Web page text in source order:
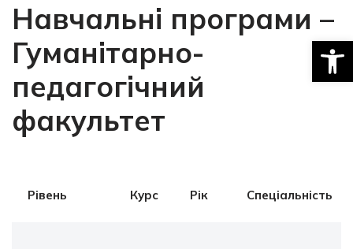
Навчальні програми –
Гуманітарно-
педагогічний
факультет
Рівень Курс Рік Спеціальність